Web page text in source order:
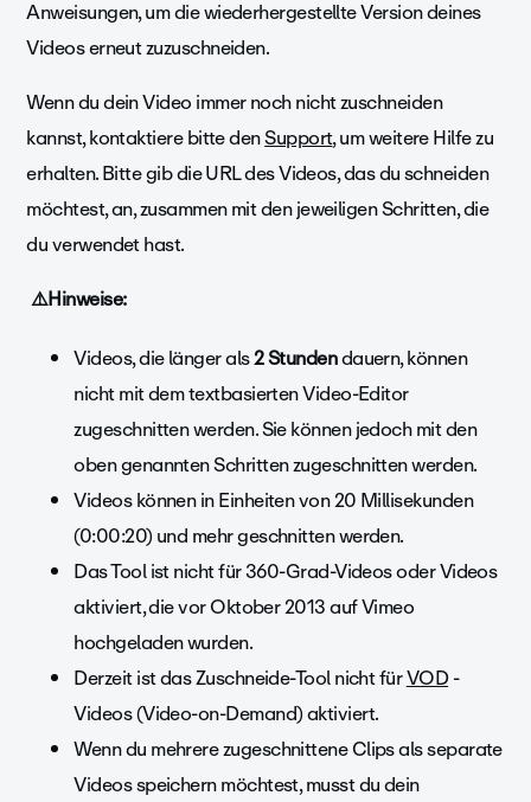
Anweisungen, um die wiederhergestellte Version deines
Videos erneut zuzuschneiden.
Wenn du dein Video immer noch nicht zuschneiden
kannst, kontaktiere bitte denSupport, um weitere Hilfe zu
erhalten. Bitte gib die URL des Videos, das du schneiden
möchtest, an, zusammen mit den jeweiligen Schritten, die
du verwendet hast.
⚠️Hinweise:
Videos, die länger als2 Stundendauern, können
nicht mit dem textbasierten Video-Editor
zugeschnitten werden. Sie können jedoch mit den
oben genannten Schritten zugeschnitten werden.
Videos können in Einheiten von 20 Millisekunden
(0:00:20) und mehr geschnitten werden.
Das Tool ist nicht für 360-Grad-Videos oder Videos
aktiviert, die vor Oktober 2013 auf Vimeo
hochgeladen wurden.
Derzeit ist das Zuschneide-Tool nicht fürVOD-
Videos (Video-on-Demand) aktiviert.
Wenn du mehrere zugeschnittene Clips als separate
Videos speichern möchtest, musst du dein